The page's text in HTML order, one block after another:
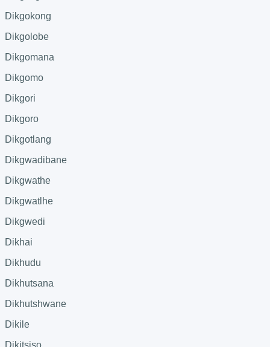
Dikgokong
Dikgolobe
Dikgomana
Dikgomo
Dikgori
Dikgoro
Dikgotlang
Dikgwadibane
Dikgwathe
Dikgwatlhe
Dikgwedi
Dikhai
Dikhudu
Dikhutsana
Dikhutshwane
Dikile
Dikitsiso